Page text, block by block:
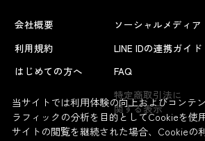
会社概要
利用規約
はじめての方へ
ソーシャルメディア
LINE IDの連携ガイド
FAQ
特定商取引法に
関する表示
当サイトでは利用体験の向上およびコンテ
ラフィックの分析を目的としてCookieを使
サイトの閲覧を継続された場合、Cookieの